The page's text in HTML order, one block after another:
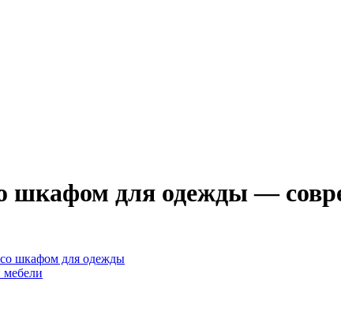
шкафом для одежды —
со шкафом для одежды
мебели